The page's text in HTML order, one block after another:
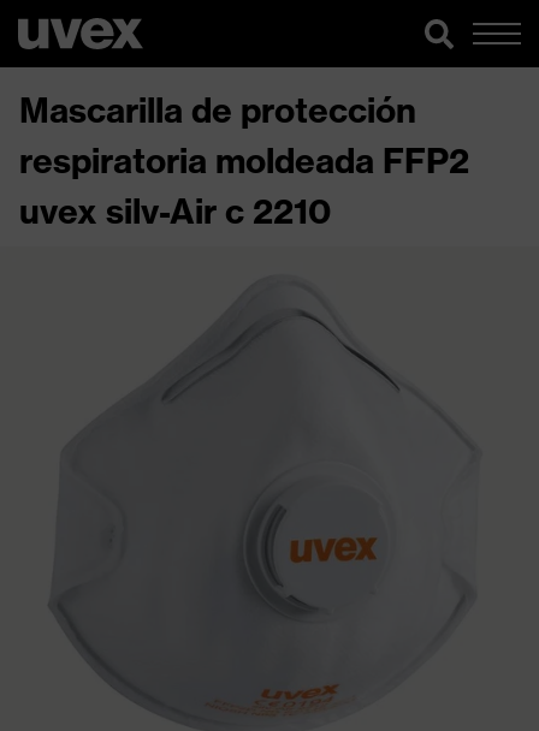
Mascarilla de protección
respiratoria moldeada FFP2
uvex silv-Air c 2210